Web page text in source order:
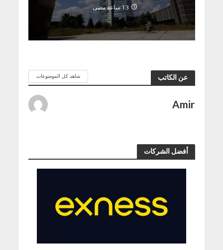
13 ساعة مضى
عن الكاتب شاهد كل الموضوعات
Amir
أفضل الشركات